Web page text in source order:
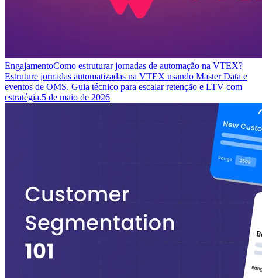
EngajamentoComo estruturar jornadas de automação na VTEX?
Estruture jornadas automatizadas na VTEX usando Master Data e
eventos de OMS. Guia técnico para escalar retenção e LTV com
estratégia.5 de maio de 2026